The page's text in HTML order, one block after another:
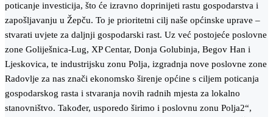
poticanje investicija, što će izravno doprinijeti rastu gospodarstva i
zapošljavanju u Žepču. To je prioritetni cilj naše općinske uprave –
stvarati uvjete za daljnji gospodarski rast. Uz već postojeće poslovne
zone Goliješnica-Lug, XP Centar, Donja Golubinja, Begov Han i
Ljeskovica, te industrijsku zonu Polja, izgradnja nove poslovne zone
Radovlje za nas znači ekonomsko širenje općine s ciljem poticanja
gospodarskog rasta i stvaranja novih radnih mjesta za lokalno
stanovništvo. Također, usporedo širimo i poslovnu zonu Polja2“,